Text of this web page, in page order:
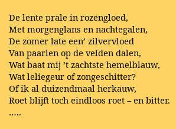
De lente prale in rozengloed,
Met morgenglans en nachtegalen,
De zomer late een’ zilvervloed
Van paarlen op de velden dalen,
Wat baat mij ’t zachtste hemelblauw,
Wat leliegeur of zongeschitter?
Of ik al duizendmaal herkauw,
Roet blijft toch eindloos roet – en bitter.
…..